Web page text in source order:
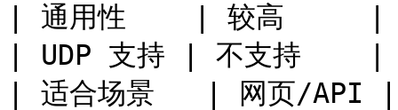
| 通用性    | 较高
| UDP 支持 | 不支持
| 适合场景   | 网页/API